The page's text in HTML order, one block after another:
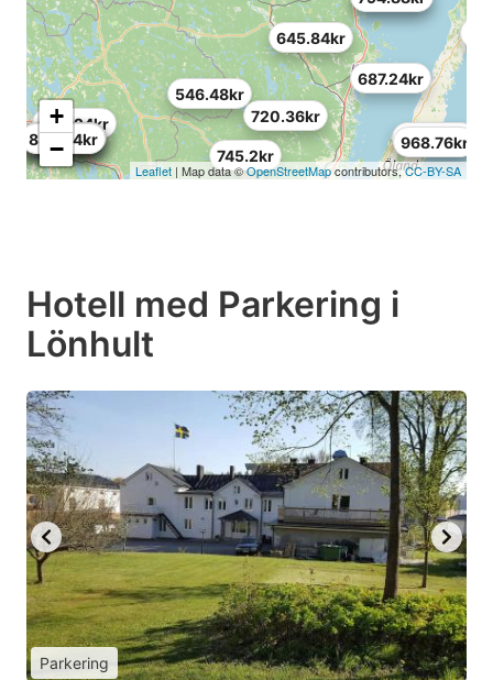
546.48kr
546.48kr
645.84kr
687.24kr
712.08kr
720.36kr
745.2kr
753.48kr
778.32kr
778.32kr
852.84kr
894.24kr
894.24kr
968.76kr
+
−
Leaflet | Map data ©OpenStreetMapcontributors,CC-BY-SA
Hotell med Parkering i
Lönhult
Parkering